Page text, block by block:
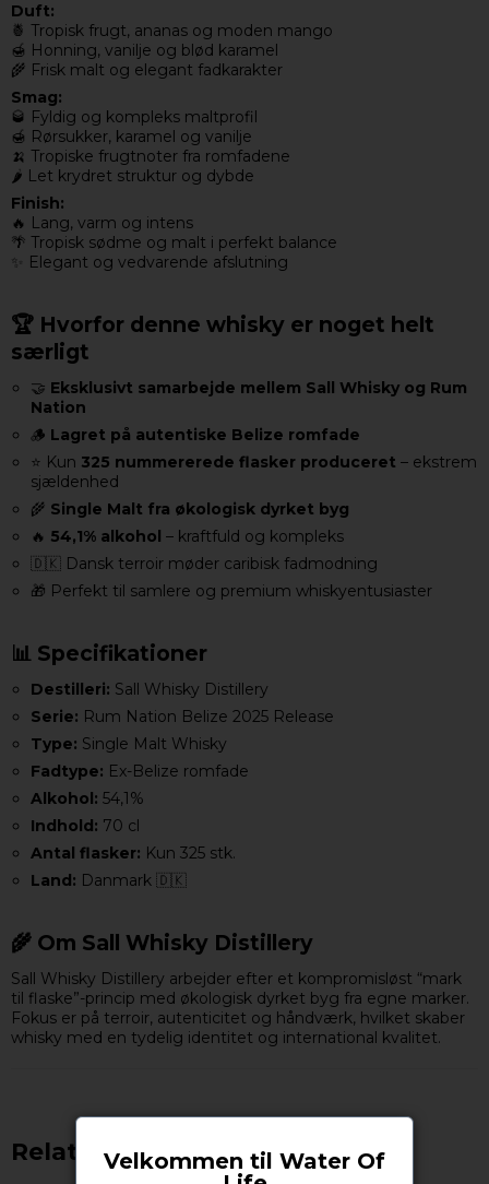
Duft:
🍍 Tropisk frugt, ananas og moden mango
🍯 Honning, vanilje og blød karamel
🌾 Frisk malt og elegant fadkarakter
Smag:
🥃 Fyldig og kompleks maltprofil
🍯 Rørsukker, karamel og vanilje
🍌 Tropiske frugtnoter fra romfadene
🌶️ Let krydret struktur og dybde
Finish:
🔥 Lang, varm og intens
🌴 Tropisk sødme og malt i perfekt balance
✨ Elegant og vedvarende afslutning
🏆 Hvorfor denne whisky er noget helt
særligt
🤝 Eksklusivt samarbejde mellem Sall Whisky og Rum
Nation
🪵 Lagret på autentiske Belize romfade
⭐ Kun 325 nummererede flasker produceret – ekstrem
sjældenhed
🌾 Single Malt fra økologisk dyrket byg
🔥 54,1% alkohol – kraftfuld og kompleks
🇩🇰 Dansk terroir møder caribisk fadmodning
🎁 Perfekt til samlere og premium whiskyentusiaster
📊 Specifikationer
Destilleri: Sall Whisky Distillery
Serie: Rum Nation Belize 2025 Release
Type: Single Malt Whisky
Fadtype: Ex-Belize romfade
Alkohol: 54,1%
Indhold: 70 cl
Antal flasker: Kun 325 stk.
Land: Danmark 🇩🇰
🌾 Om Sall Whisky Distillery
Sall Whisky Distillery arbejder efter et kompromisløst “mark
til flaske”-princip med økologisk dyrket byg fra egne marker.
Fokus er på terroir, autenticitet og håndværk, hvilket skaber
whisky med en tydelig identitet og international kvalitet.
Relaterede produkter
Velkommen til Water Of